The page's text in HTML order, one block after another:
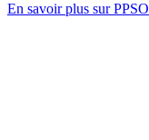
En savoir plus sur PPSO